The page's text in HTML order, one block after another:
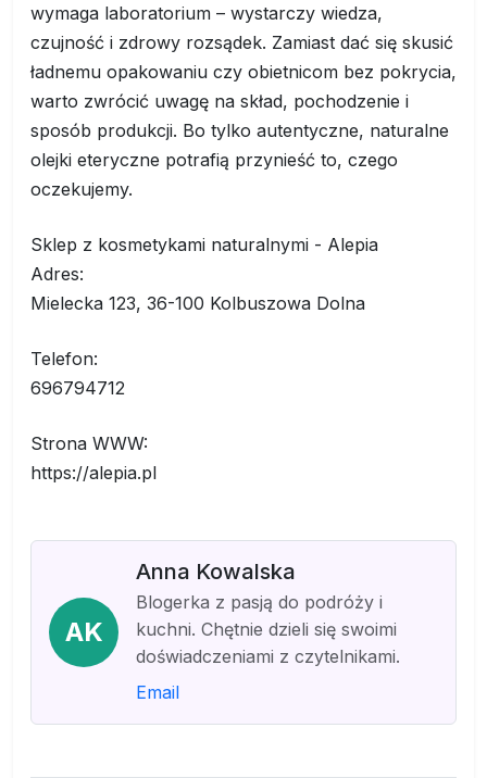
wymaga laboratorium – wystarczy wiedza,
czujność i zdrowy rozsądek. Zamiast dać się skusić
ładnemu opakowaniu czy obietnicom bez pokrycia,
warto zwrócić uwagę na skład, pochodzenie i
sposób produkcji. Bo tylko autentyczne, naturalne
olejki eteryczne potrafią przynieść to, czego
oczekujemy.
Sklep z kosmetykami naturalnymi - Alepia
Adres:
Mielecka 123, 36-100 Kolbuszowa Dolna
Telefon:
696794712
Strona WWW:
https://alepia.pl
AK
Anna Kowalska
Blogerka z pasją do podróży i
kuchni. Chętnie dzieli się swoimi
doświadczeniami z czytelnikami.
Email